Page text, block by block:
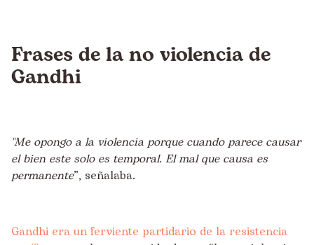
Frases de la no violencia de
Gandhi
"Me opongo a la violencia porque cuando parece causar
el bien este solo es temporal. El mal que causa es
permanente”, señalaba.
Gandhi era un ferviente partidario de la resistencia